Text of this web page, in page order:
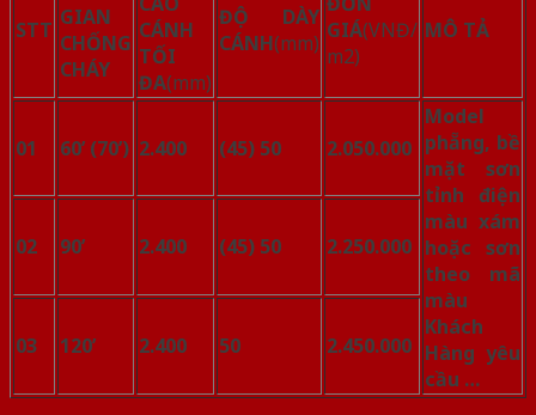
STT GIAN
CHỐNG
CHÁY
CÁNH
TỐI
ĐA(mm)
ĐỘ DÀY
CÁNH(mm) GIÁ(VNĐ/
m2)
MÔ TẢ
01 60’ (70’) 2.400 (45) 50 2.050.000
Model
phẵng, bề
mặt sơn
tỉnh điện
màu xám
hoặc sơn
theo mã
màu
Khách
Hàng yêu
cầu …
02 90’ 2.400 (45) 50 2.250.000
03 120’ 2.400 50 2.450.000